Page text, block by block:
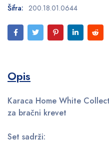
Šifra: 200.18.01.0644
Opis
Karaca Home White
za bračni krevet
Set sadrži: